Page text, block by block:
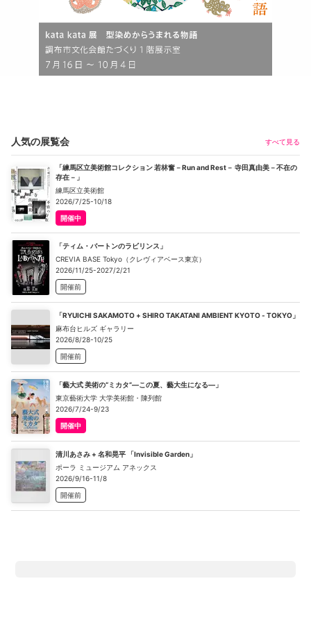
人気の展覧会 すべて見る
「練馬区立美術館コレクション 若林奮－Run and Rest－ 寺田真由美－不在の
存在－」
練馬区立美術館
2026/7/25-10/18
開催中
「ティム・バートンのラビリンス」
CREVIA BASE Tokyo（クレヴィアベース東京）
2026/11/25-2027/2/21
開催前
「RYUICHI SAKAMOTO + SHIRO TAKATANI AMBIENT KYOTO - TOKYO」
麻布台ヒルズ ギャラリー
2026/8/28-10/25
開催前
「藝大式 美術の“ミカタ”―この夏、藝大生になる―」
東京藝術大学 大学美術館・陳列館
2026/7/24-9/23
開催中
清川あさみ + 名和晃平 「Invisible Garden」
ポーラ ミュージアム アネックス
2026/9/16-11/8
開催前